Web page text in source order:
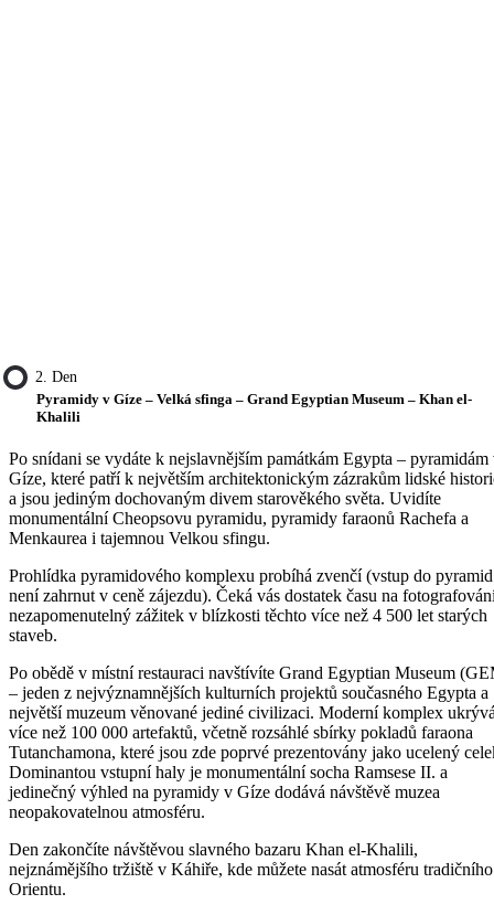
2. Den
Pyramidy v Gíze – Velká sfinga – Grand Egyptian Museum – Khan el-
Khalili
Po snídani se vydáte k nejslavnějším památkám Egypta – pyramidám
Gíze, které patří k největším architektonickým zázrakům lidské
a jsou jediným dochovaným divem starověkého světa. Uvidíte
monumentální Cheopsovu pyramidu, pyramidy faraonů Rachefa a
Menkaurea i tajemnou Velkou sfingu.
Prohlídka pyramidového komplexu probíhá zvenčí (vstup do pyramid
není zahrnut v ceně zájezdu). Čeká vás dostatek času na
nezapomenutelný zážitek v blízkosti těchto více než 4 500 let starých
staveb.
Po obědě v místní restauraci navštívíte Grand Egyptian Museum
– jeden z nejvýznamnějších kulturních projektů současného Egypta a
největší muzeum věnované jediné civilizaci. Moderní komplex
více než 100 000 artefaktů, včetně rozsáhlé sbírky pokladů faraona
Tutanchamona, které jsou zde poprvé prezentovány jako ucelený
Dominantou vstupní haly je monumentální socha Ramsese II. a
jedinečný výhled na pyramidy v Gíze dodává návštěvě muzea
neopakovatelnou atmosféru.
Den zakončíte návštěvou slavného bazaru Khan el-Khalili,
nejznámějšího tržiště v Káhiře, kde můžete nasát atmosféru tradičního
Orientu.